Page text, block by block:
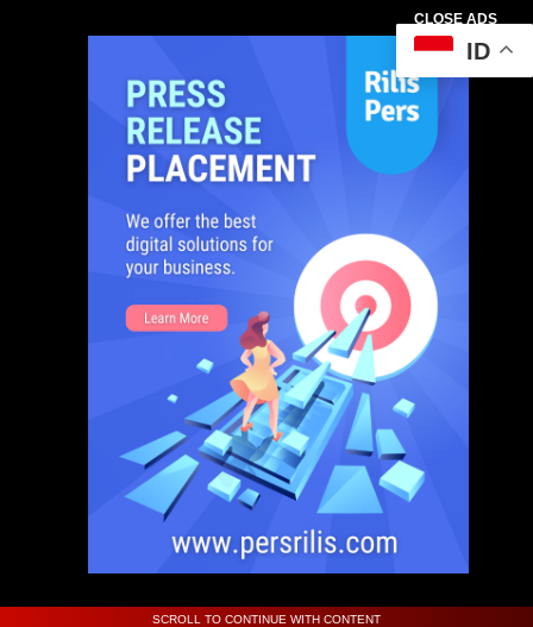
CLOSE ADS
SCROLL TO CONTINUE WITH CONTENT
ID